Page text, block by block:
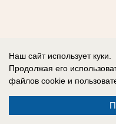
Наш сайт использует куки.
Продолжая его
файлов cookie и